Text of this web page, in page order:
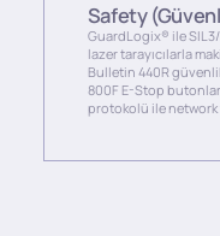
Safety
GuardLogix® ile
lazer tarayıcılarla
Bulletin 440R
800F E-Stop
protokolü ile network